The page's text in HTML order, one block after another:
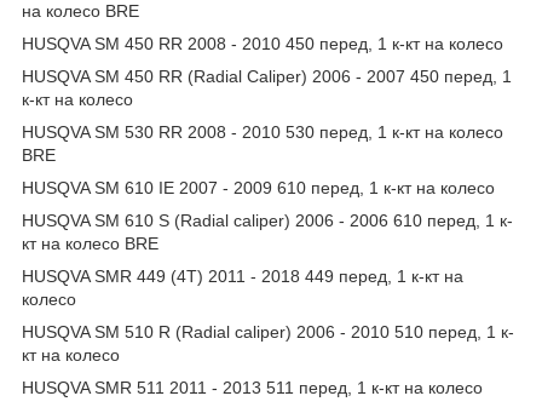
на колесо BRE
HUSQVA SM 450 RR 2008 - 2010 450 перед, 1 к-кт на колесо
HUSQVA SM 450 RR (Radial Caliper) 2006 - 2007 450 перед, 1
к-кт на колесо
HUSQVA SM 530 RR 2008 - 2010 530 перед, 1 к-кт на колесо
BRE
HUSQVA SM 610 IE 2007 - 2009 610 перед, 1 к-кт на колесо
HUSQVA SM 610 S (Radial caliper) 2006 - 2006 610 перед, 1 к-
кт на колесо BRE
HUSQVA SMR 449 (4T) 2011 - 2018 449 перед, 1 к-кт на
колесо
HUSQVA SM 510 R (Radial caliper) 2006 - 2010 510 перед, 1 к-
кт на колесо
HUSQVA SMR 511 2011 - 2013 511 перед, 1 к-кт на колесо